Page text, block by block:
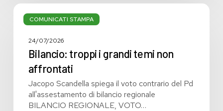
COMUNICATI STAMPA
Bilancio:
troppi
grandi
affrontati
24/07/2026
Bilancio: troppi i grandi temi non
affrontati
Jacopo Scandella spiega il voto contrario del Pd
all'assestamento di bilancio regionale
BILANCIO REGIONALE, VOTO…